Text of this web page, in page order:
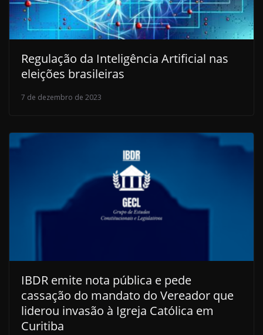
Regulação da Inteligência Artificial nas
eleições brasileiras
7 de dezembro de 2023
IBDR emite nota pública e pede
cassação do mandato do Vereador que
liderou invasão à Igreja Católica em
Curitiba